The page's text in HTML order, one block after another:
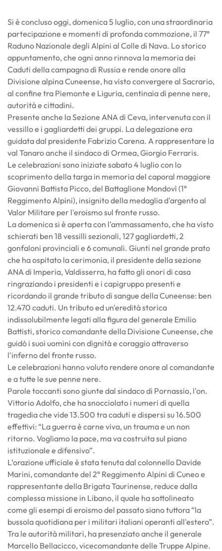
Si è concluso oggi, domenica 5 luglio, con una straordinaria
partecipazione e momenti di profonda commozione, il 77°
Raduno Nazionale degli Alpini al Colle di Nava. Lo storico
appuntamento, che ogni anno rinnova la memoria dei
Caduti della campagna di Russia e rende onore alla
Divisione alpina Cuneense, ha visto convergere al Sacrario,
al confine tra Piemonte e Liguria, centinaia di penne nere,
autorità e cittadini.
Presente anche la Sezione ANA di Ceva, intervenuta con il
vessillo e i gagliardetti dei gruppi. La delegazione era
guidata dal presidente Fabrizio Carena. A rappresentare la
val Tanaro anche il sindaco di Ormea, Giorgio Ferraris.
Le celebrazioni sono iniziate sabato 4 luglio con lo
scoprimento della targa in memoria del caporal maggiore
Giovanni Battista Picco, del Battaglione Mondovì (1°
Reggimento Alpini), insignito della medaglia d'argento al
Valor Militare per l'eroismo sul fronte russo.
La domenica si è aperta con l’ammassamento, che ha visto
schierati ben 18 vessilli sezionali, 127 gagliardetti, 2
gonfaloni provinciali e 6 comunali. Giunti nel grande prato
che ha ospitato la cerimonia, il presidente della sezione
ANA di Imperia, Valdisserra, ha fatto gli onori di casa
ringraziando i presidenti e i capigruppo presenti e
ricordando il grande tributo di sangue della Cuneense: ben
12.470 caduti. Un tributo ed un'eredità storica
indissolubilmente legati alla figura del generale Emilio
Battisti, storico comandante della Divisione Cuneense, che
guidò i suoi uomini con dignità e coraggio attraverso
l'inferno del fronte russo.
Le celebrazioni hanno voluto rendere onore al comandante
e a tutte le sue penne nere.
Parole toccanti sono giunte dal sindaco di Pornassio, l'on.
Vittorio Adolfo, che ha snocciolato i numeri di quella
tragedia che vide 13.500 tra caduti e dispersi su 16.500
effettivi: “La guerra è carne viva, un trauma e un non
ritorno. Vogliamo la pace, ma va costruita sul piano
istituzionale e difensivo”.
L’orazione ufficiale è stata tenuta dal colonnello Davide
Marini, comandante del 2° Reggimento Alpini di Cuneo e
rappresentante della Brigata Taurinense, reduce dalla
complessa missione in Libano, il quale ha sottolineato
come gli esempi di eroismo del passato siano tuttora “la
bussola quotidiana per i militari italiani operanti all'estero”.
Tra le autorità militari, ha presenziato anche il generale
Marcello Bellacicco, vicecomandante delle Truppe Alpine.